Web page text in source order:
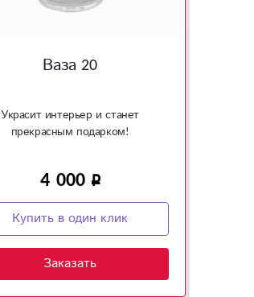
Ваза 20
Украсит интерьер и станет
прекрасным подарком!
4 000
Купить в один клик
Заказать